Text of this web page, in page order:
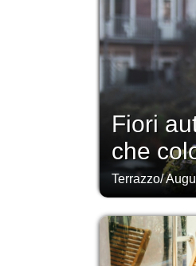
Fiori
che
Terrazzo/